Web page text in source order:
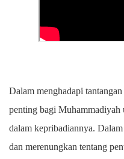
Dalam menghadapi
penting bagi Muhammadiyah
dalam kepribadiannya.
dan merenungkan tentang